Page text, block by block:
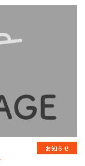
お知らせ